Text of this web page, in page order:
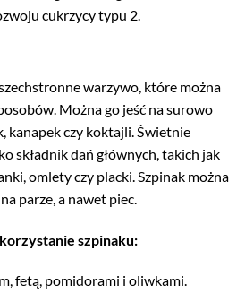
cukrzycy typu 2.
warzywo, które można
Można go jeść na surowo
kanapek czy koktajli. Świetnie
składnik dań głównych, takich jak
omlety czy placki. Szpinak można
parze, a nawet piec.
szpinaku:
fetą, pomidorami i oliwkami.